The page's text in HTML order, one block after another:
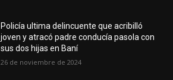
Policía ultima delincuente que acribilló
joven y atracó padre conducía pasola con
sus dos hijas en Baní
26 de noviembre de 2024